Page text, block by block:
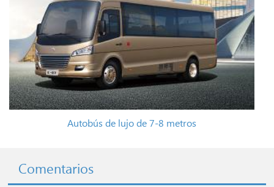
Autobús de lujo de 7-8 metros
Comentarios